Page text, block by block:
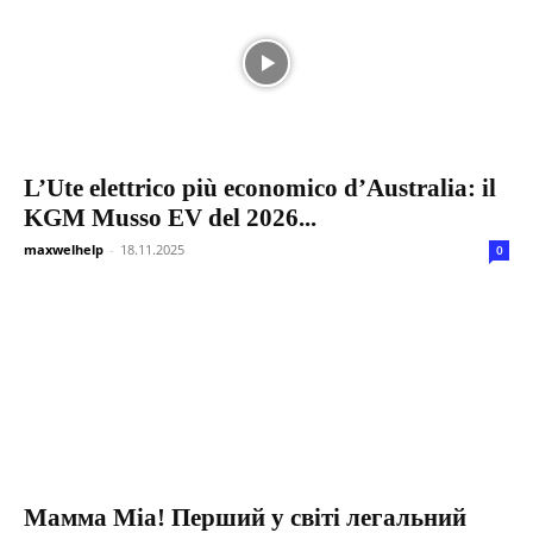
L’Ute elettrico più economico d’Australia: il
KGM Musso EV del 2026...
maxwelhelp - 18.11.2025 0
Мамма Міа! Перший у світі легальний